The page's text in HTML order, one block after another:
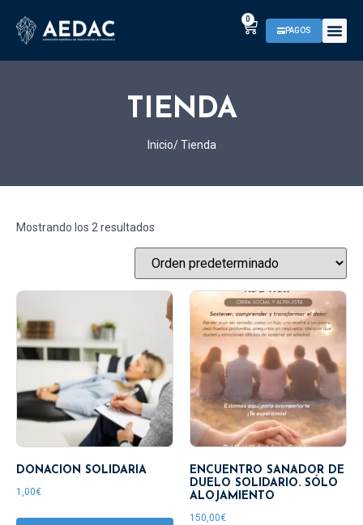
PAGOS
0
TIENDA
Inicio/ Tienda
Mostrando los 2 resultados
DONACION SOLIDARIA
1,00€
ENCUENTRO SANADOR DE
DUELO SOLIDARIO. SÓLO
ALOJAMIENTO
150,00€